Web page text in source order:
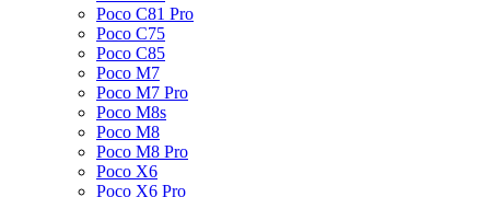
Poco C81 Pro
Poco C75
Poco C85
Poco M7
Poco M7 Pro
Poco M8s
Poco M8
Poco M8 Pro
Poco X6
Poco X6 Pro